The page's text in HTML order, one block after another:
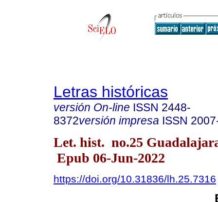
Letras históricas
versión On-line ISSN 2448-
8372versión impresa ISSN
Let. hist. no.25
Epub 06-Jun-2022
https://doi.org/10.31836/lh.25.7316